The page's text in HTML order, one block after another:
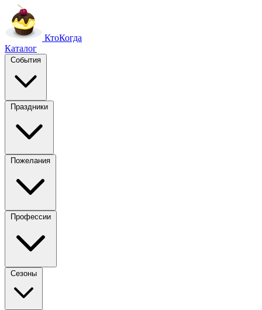
КтоКогда
Каталог
События
Праздники
Пожелания
Профессии
Сезоны